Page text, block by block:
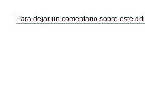
Para dejar un comentario sobre este